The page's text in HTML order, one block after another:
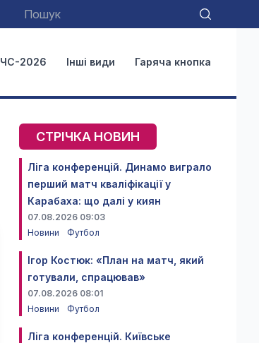
ЧС-2026 Інші види Гаряча кнопка
СТРІЧКА НОВИН
Ліга конференцій. Динамо виграло
перший матч кваліфікації у
Карабаха: що далі у киян
07.08.2026 09:03
Новини
Футбол
Ігор Костюк: «План на матч, який
готували, спрацював»
07.08.2026 08:01
Новини
Футбол
Ліга конференцій. Київське